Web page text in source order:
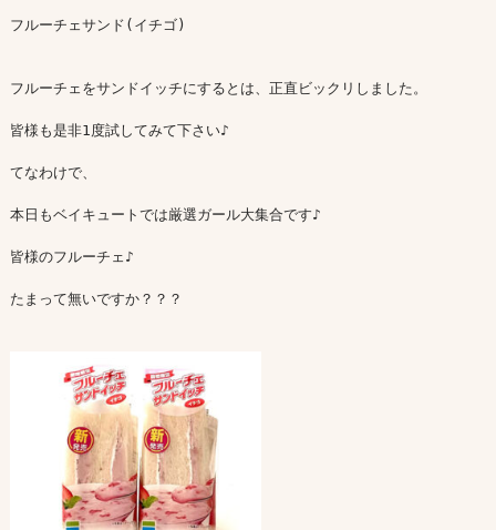
フルーチェサンド(イチゴ)
フルーチェをサンドイッチにするとは、正直ビックリしました。
皆様も是非1度試してみて下さい♪
てなわけで、
本日もベイキュートでは厳選ガール大集合です♪
皆様のフルーチェ♪
たまって無いですか？？？